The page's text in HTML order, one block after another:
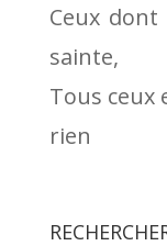
Ceux dont
sainte,
Tous ceux
rien